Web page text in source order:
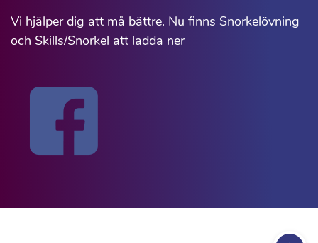
Vi hjälper dig att må bättre. Nu finns Snorkelövning
och Skills/Snorkel att ladda ner